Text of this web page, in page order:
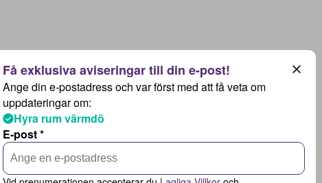
+ 7 timmar sedan
kr/month
Skåne
1 Badrum 19 m²
Ange din e-postadress och var först med att få veta om
uppdateringar om:
Hyra rum värmdö
E-post *